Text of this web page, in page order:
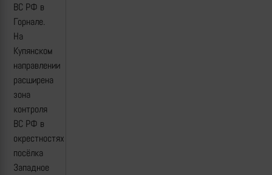
ВС РФ в
Горнале.
На
Купянском
направлении
расширена
зона
контроля
ВС РФ в
окрестностях
посёлка
Западное